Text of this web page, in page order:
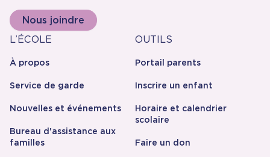
citoyennes et écologiques ;
La créationd’un milieu inclusif et écoresponsable.
Notre école vise chaque année le niveau
engagement à travers des initiatives
citoyennes et écologiques, et en consolidant
Nous joindre
À
propos
L’ÉCOLE
À propos
Service de garde
Nouvelles et événements
Bureau d'assistance aux
familles
Outils
OUTILS
Portail parents
Inscrire un enfant
Horaire et calendrier
scolaire
Faire un don